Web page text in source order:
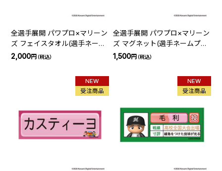
全選手展開 パワプロ×マリーン
ズ フェイスタオル(選手ネーム
プレート)
2,000円（税込）
全選手展開 パワプロ×マリーン
ズ マグネット(選手ネームプレ
ート)
1,500円（税込）
NEW
受注商品
NEW
受注商品